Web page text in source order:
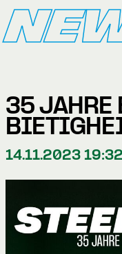
35 JAHRE
14.11.2023 19:32